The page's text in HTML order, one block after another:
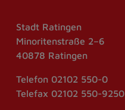
Stadt Ratingen
Minoritenstraße 2–6
40878 Ratingen
Telefon 02102 550-0
Telefax 02102 550-9250